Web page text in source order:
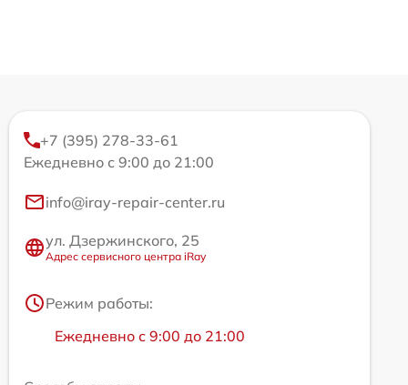
+7 (395) 278-33-61
Ежедневно с 9:00 до 21:00
info@iray-repair-center.ru
ул. Дзержинского, 25
Адрес сервисного центра iRay
Режим работы:
Ежедневно с 9:00 до 21:00